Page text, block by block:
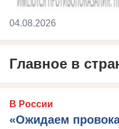
04.08.2026
Главное в
В России
«Ожидаем